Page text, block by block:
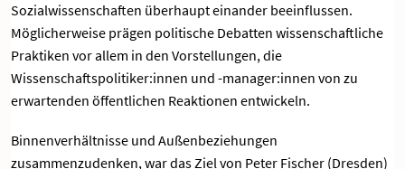
Sozialwissenschaften überhaupt einander beeinflussen.
Möglicherweise prägen politische Debatten wissenschaftliche
Praktiken vor allem in den Vorstellungen, die
Wissenschaftspolitiker:innen und -manager:innen von zu
erwartenden öffentlichen Reaktionen entwickeln.
Binnenverhältnisse und Außenbeziehungen
zusammenzudenken, war das Ziel von Peter Fischer (Dresden)